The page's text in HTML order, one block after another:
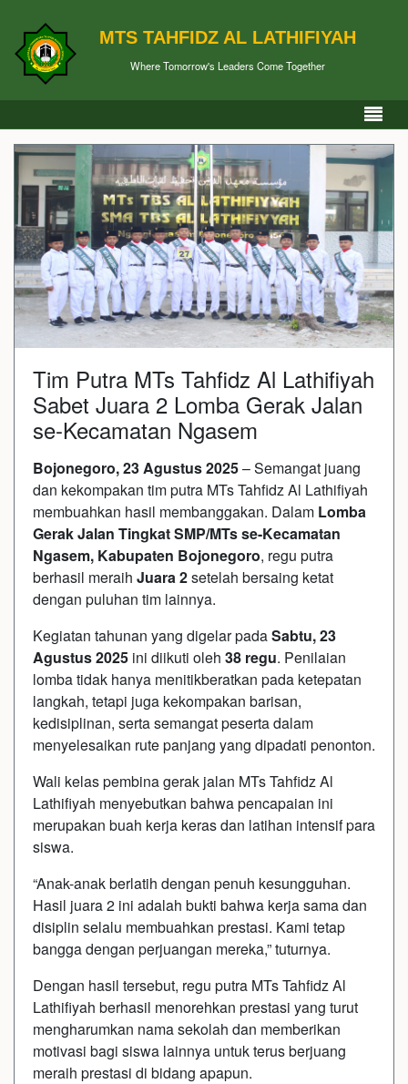
MTS TAHFIDZ AL LATHIFIYAH
Where Tomorrow's Leaders Come Together
Tim Putra MTs Tahfidz Al Lathifiyah
Sabet Juara 2 Lomba Gerak Jalan
se-Kecamatan Ngasem
Bojonegoro, 23 Agustus 2025– Semangat juang
dan kekompakan tim putra MTs Tahfidz Al Lathifiyah
membuahkan hasil membanggakan. Dalam Lomba
Gerak Jalan Tingkat SMP/MTs se-Kecamatan
Ngasem, Kabupaten Bojonegoro, regu putra
berhasil meraih Juara 2setelah bersaing ketat
dengan puluhan tim lainnya.
Kegiatan tahunan yang digelar padaSabtu, 23
Agustus 2025 ini diikuti oleh 38 regu. Penilaian
lomba tidak hanya menitikberatkan pada ketepatan
langkah, tetapi juga kekompakan barisan,
kedisiplinan, serta semangat peserta dalam
menyelesaikan rute panjang yang dipadati penonton.
Wali kelas pembina gerak jalan MTs Tahfidz Al
Lathifiyah menyebutkan bahwa pencapaian ini
merupakan buah kerja keras dan latihan intensif para
siswa.
“Anak-anak berlatih dengan penuh kesungguhan.
Hasil juara 2 ini adalah bukti bahwa kerja sama dan
disiplin selalu membuahkan prestasi. Kami tetap
bangga dengan perjuangan mereka,” tuturnya.
Dengan hasil tersebut, regu putra MTs Tahfidz Al
Lathifiyah berhasil menorehkan prestasi yang turut
mengharumkan nama sekolah dan memberikan
motivasi bagi siswa lainnya untuk terus berjuang
meraih prestasi di bidang apapun.